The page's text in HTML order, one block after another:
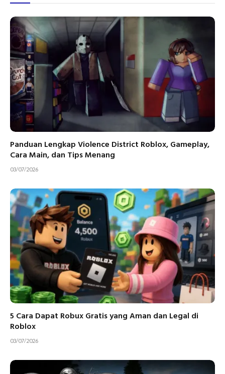
Panduan Lengkap Violence District Roblox, Gameplay,
Cara Main, dan Tips Menang
03/07/2026
5 Cara Dapat Robux Gratis yang Aman dan Legal di
Roblox
03/07/2026